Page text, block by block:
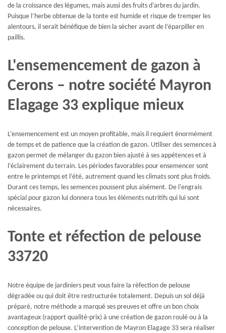
de la croissance des légumes, mais aussi des fruits d'arbres du jardin.
Puisque l’herbe obtenue de la tonte est humide et risque de tremper les
alentours, il serait bénéfique de bien la sécher avant de l’éparpiller en
paillis.
L'ensemencement de gazon à
Cerons – notre société Mayron
Elagage 33 explique mieux
L’ensemencement est un moyen profitable, mais il requiert énormément
de temps et de patience que la création de gazon. Utiliser des semences à
gazon permet de mélanger du gazon bien ajusté à ses appétences et à
l’éclairement du terrain. Les périodes favorables pour ensemencer sont
entre le printemps et l’été, autrement quand les climats sont plus froids.
Durant ces temps, les semences poussent plus aisément. De l'engrais
spécial pour gazon lui donnera tous les éléments nutritifs qui lui sont
nécessaires.
Tonte et réfection de pelouse
33720
Notre équipe de jardiniers peut vous faire la réfection de pelouse
dégradée ou qui doit être restructurée totalement. Depuis un sol déjà
préparé, notre méthode a marqué ses preuves et offre un bon choix
avantageux (rapport qualité-prix) à une création de gazon roulé ou à la
conception de pelouse. L’intervention de Mayron Elagage 33 sera réaliser